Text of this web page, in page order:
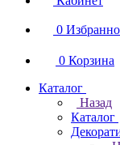
0
0 Корзина
Каталог
Назад
Каталог